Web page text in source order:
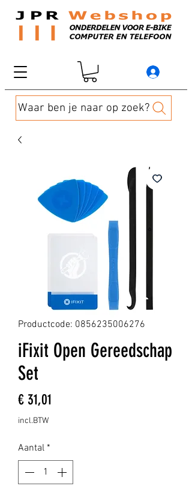
Waar ben je naar op zoek?
Productcode: 0856235006276
iFixit Open Gereedschap
Set
€ 31,01
incl.BTW
Aantal *